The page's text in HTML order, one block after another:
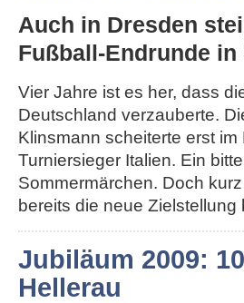
Auch in Dresden
Fußball-Endrunde
Vier Jahre ist es her, dass
Deutschland verzauberte.
Klinsmann scheiterte erst
Turniersieger Italien. Ein
Sommermärchen. Doch
bereits die neue
Jubiläum 2009:
Hellerau